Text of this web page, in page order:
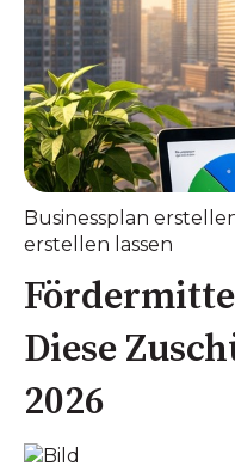
Businessplan
erstellen lassen
Diese
2026